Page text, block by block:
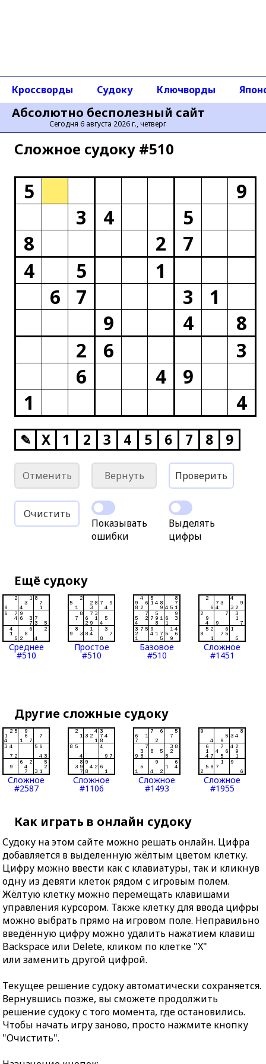
Абсолютно бесполезный сайт
Сегодня 6 августа 2026 г., четверг
Кроссворды Судоку Ключворды
Сложное cудоку #510
5
9
3
4
5
8
2
7
4
5
1
6
7 3
1
9
4
8
2
6
3
6
4
9
1
4
✎ X 1 2 3 4 5 6 7 8 9
Отменить Вернуть Проверить
Очистить
Показывать
ошибки
Выделять
цифры
Ещё судоку
Среднее
#510
Простое
#510
Базовое
#510
Сложное
#1451
Другие сложные судоку
Сложное
#2587
Сложное
#1106
Сложное
#1493
Сложное
#1955
Как играть в онлайн судоку
Судоку на этом сайте можно решать онлайн. Цифра
добавляется в выделенную жёлтым цветом клетку.
Цифру можно ввести как с клавиатуры, так и кликнув
одну из девяти клеток рядом с игровым полем.
Жёлтую клетку можно перемещать клавишами
управления курсором. Также клетку для ввода цифры
можно выбрать прямо на игровом поле. Неправильно
введённую цифру можно удалить нажатием клавиш
Backspace или Delete, кликом по клетке "X"
или заменить другой цифрой.
Текущее решение судоку автоматически сохраняется.
Вернувшись позже, вы сможете продолжить
решение судоку с того момента, где остановились.
Чтобы начать игру заново, просто нажмите кнопку
"Очистить".